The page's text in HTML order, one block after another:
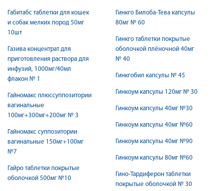
Габитабс таблетки для кошек
и собак мелких пород 50мг
10шт
Газива концентрат для
приготовления раствора для
инфузий, 1000мг/40мл
флакон № 1
Гайномакс плюссуппозитории
вагинальные
100мг+300мг+200мг № 3
Гайномакс суппозитории
вагинальные 150мг+100мг
№7
Гайро таблетки покрытые
оболочкой 500мг №10
Гинкго Билоба-Тева капсулы
80мг № 60
Гинкго таблетки покрытые
оболочкой плёночной 40мг
№ 40
Гинкгобил капсулы № 45
Гинкоум капсулы 120мг № 30
Гинкоум капсулы 40мг №30
Гинкоум капсулы 40мг №60
Гинкоум капсулы 40мг №90
Гинкоум капсулы 80мг №60
Гино-Тардиферон таблетки
покрытые оболочкой № 30